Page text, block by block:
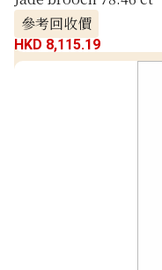
參考回收價
HKD 8,115.19